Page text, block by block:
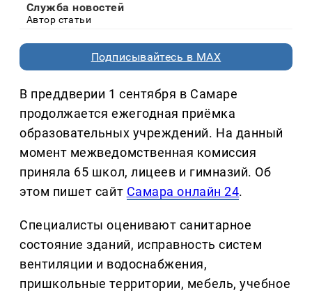
Служба новостей
Автор статьи
Подписывайтесь в MAX
В преддверии 1 сентября в Самаре
продолжается ежегодная приёмка
образовательных учреждений. На данный
момент межведомственная комиссия
приняла 65 школ, лицеев и гимназий. Об
этом пишет сайт Самара онлайн 24.
Специалисты оценивают санитарное
состояние зданий, исправность систем
вентиляции и водоснабжения,
пришкольные территории, мебель, учебное